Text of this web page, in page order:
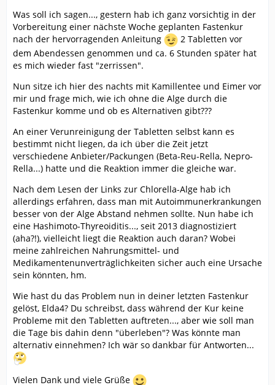
Was soll ich sagen..., gestern hab ich ganz vorsichtig in der
Vorbereitung einer nächste Woche geplanten Fastenkur
nach der hervorragenden Anleitung
2 Tabletten vor
dem Abendessen genommen und ca. 6 Stunden später hat
es mich wieder fast "zerrissen".
Nun sitze ich hier des nachts mit Kamillentee und Eimer vor
mir und frage mich, wie ich ohne die Alge durch die
Fastenkur komme und ob es Alternativen gibt???
An einer Verunreinigung der Tabletten selbst kann es
bestimmt nicht liegen, da ich über die Zeit jetzt
verschiedene Anbieter/Packungen (Beta-Reu-Rella, Nepro-
Rella...) hatte und die Reaktion immer die gleiche war.
Nach dem Lesen der Links zur Chlorella-Alge hab ich
allerdings erfahren, dass man mit Autoimmunerkrankungen
besser von der Alge Abstand nehmen sollte. Nun habe ich
eine Hashimoto-Thyreoiditis..., seit 2013 diagnostiziert
(aha?!), vielleicht liegt die Reaktion auch daran? Wobei
meine zahlreichen Nahrungsmittel- und
Medikamentenunverträglichkeiten sicher auch eine Ursache
sein könnten, hm.
Wie hast du das Problem nun in deiner letzten Fastenkur
gelöst, Elda4? Du schreibst, dass während der Kur keine
Probleme mit den Tabletten auftreten..., aber wie soll man
die Tage bis dahin denn "überleben"? Was könnte man
alternativ einnehmen? Ich wär so dankbar für Antworten...
Vielen Dank und viele Grüße